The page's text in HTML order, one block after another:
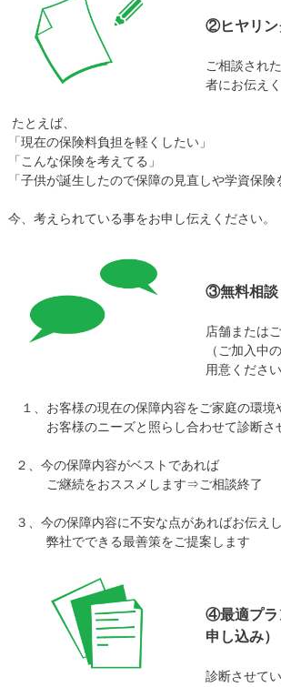
②ヒヤリン
ご相談され
者にお
たとえば、
「現在の保険料負担を軽くしたい」
「こんな保険を考えてる」
「子供が誕生したので保障の見直しや学資保
今、考えられている事をお申し伝えください。
③無料相談
店舗または
（ご加入中
用意
１、お客様の現在の保障内容をご家庭の環境
お客様のニーズと照らし合わせて診
２、今の保障内容がベストであれば
ご継続をおススメします⇒ご
３、今の保障内容に不安な点があればお伝えし
弊社でできる最善策をご提案します
④最適プラ
申し込み）
診断させて